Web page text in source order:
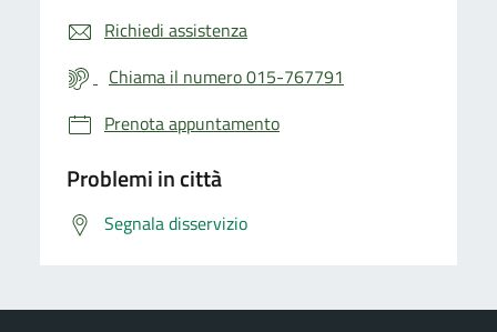
Richiedi assistenza
Chiama il numero 015-767791
Prenota appuntamento
Problemi in città
Segnala disservizio